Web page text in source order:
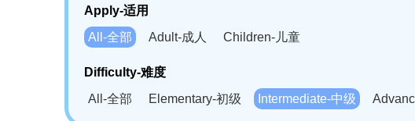
Apply-适用
All-全部
Adult-成人 Children-儿童
Difficulty-难度
All-全部
Elementary-初级 Intermediate-中级